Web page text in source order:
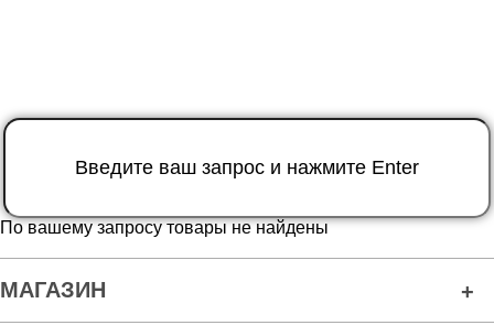
По вашему запросу товары не найдены
МАГАЗИН